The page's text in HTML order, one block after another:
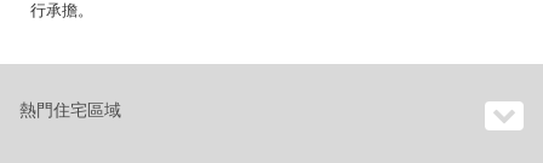
行承擔。
熱門住宅區域